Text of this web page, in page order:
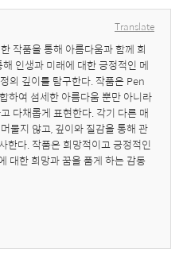
Translate
작품을 통해 아름다움과 함께 희
인생과 미래에 대한 긍정적인 메
의 깊이를 탐구한다. 작품은 Pen
하여 섬세한 아름다움 뿐만 아니라
다채롭게 표현한다. 각기 다른 매
물지 않고, 깊이와 질감을 통해 관
한다. 작품은 희망적이고 긍정적인
대한 희망과 꿈을 품게 하는 감동